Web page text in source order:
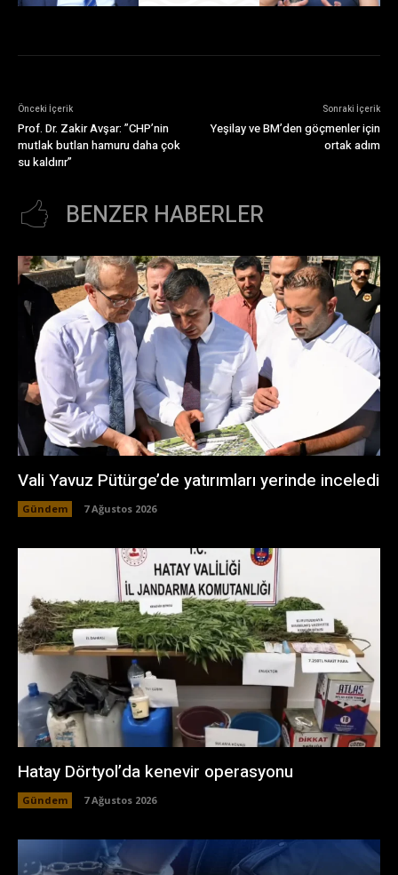
Önceki İçerik
Prof. Dr. Zakir Avşar: ”CHP’nin
mutlak butlan hamuru daha çok
su kaldırır”
Sonraki İçerik
Yeşilay ve BM’den göçmenler için
ortak adım
BENZER HABERLER
Vali Yavuz Pütürge’de yatırımları yerinde inceledi
Gündem 7 Ağustos 2026
Hatay Dörtyol’da kenevir operasyonu
Gündem 7 Ağustos 2026